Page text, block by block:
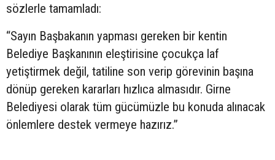
sözlerle tamamladı:
“Sayın Başbakanın yapması gereken bir kentin
Belediye Başkanının eleştirisine çocukça laf
yetiştirmek değil, tatiline son verip görevinin başına
dönüp gereken kararları hızlıca almasıdır. Girne
Belediyesi olarak tüm gücümüzle bu konuda alınacak
önlemlere destek vermeye hazırız.”